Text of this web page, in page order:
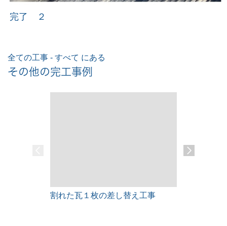
完了 ２
全ての工事 - すべて にある
その他の完工事例
割れた瓦１枚の差し替え工事